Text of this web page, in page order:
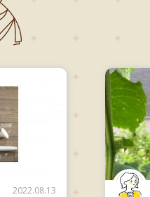
2022.08.13